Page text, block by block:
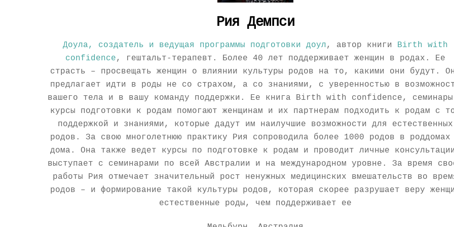
Рия Демпси
Доула, создатель и ведущая программы подготовки доул , автор книги
Birth with
confidence , гештальт-терапевт. Более 40 лет поддерживает женщин в родах. Ее
страсть – просвещать женщин о влиянии культуры родов на то, какими они будут.
предлагает идти в роды не со страхом, а со знаниями, с уверенностью в
вашего тела и в вашу команду поддержки. Ее книга Birth with confidence, семинары
курсы подготовки к родам помогают женщинам и их партнерам подходить к родам с
поддержкой и знаниями, которые дадут им наилучшие возможности для естественных
родов. За свою многолетнюю практику Рия сопроводила более 1000 родов в роддомах
дома. Она также ведет курсы по подготовке к родам и проводит личные
выступает с семинарами по всей Австралии и на международном уровне. За время
работы Рия отмечает значительный рост ненужных медицинских вмешательств во
родов – и формирование такой культуры родов, которая скорее разрушает веру
естественные роды, чем поддерживает ее